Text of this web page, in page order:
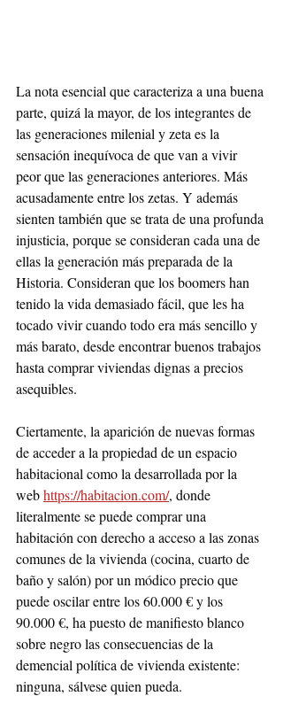
La nota esencial que caracteriza a una buena
parte, quizá la mayor, de los integrantes de
las generaciones milenial y zeta es la
sensación inequívoca de que van a vivir
peor que las generaciones anteriores. Más
acusadamente entre los zetas. Y además
sienten también que se trata de una profunda
injusticia, porque se consideran cada una de
ellas la generación más preparada de la
Historia. Consideran que los boomers han
tenido la vida demasiado fácil, que les ha
tocado vivir cuando todo era más sencillo y
más barato, desde encontrar buenos trabajos
hasta comprar viviendas dignas a precios
asequibles.
Ciertamente, la aparición de nuevas formas
de acceder a la propiedad de un espacio
habitacional como la desarrollada por la
web https://habitacion.com/, donde
literalmente se puede comprar una
habitación con derecho a acceso a las zonas
comunes de la vivienda (cocina, cuarto de
baño y salón) por un módico precio que
puede oscilar entre los 60.000 € y los
90.000 €, ha puesto de manifiesto blanco
sobre negro las consecuencias de la
demencial política de vivienda existente:
ninguna, sálvese quien pueda.